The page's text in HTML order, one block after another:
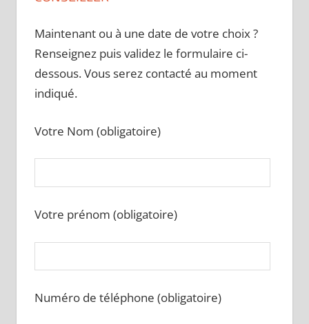
Maintenant ou à une date de votre choix ?
Renseignez puis validez le formulaire ci-
dessous. Vous serez contacté au moment
indiqué.
Votre Nom (obligatoire)
Votre prénom (obligatoire)
Numéro de téléphone (obligatoire)